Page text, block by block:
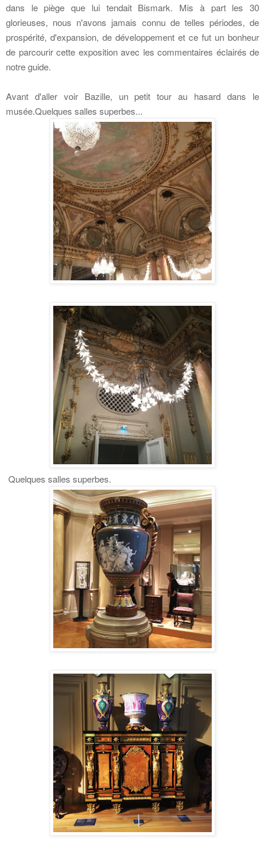
dans le piège que lui tendait Bismark. Mis à part les 30
glorieuses, nous n'avons jamais connu de telles périodes, de
prospérité, d'expansion, de développement et ce fut un bonheur
de parcourir cette exposition avec les commentaires éclairés de
notre guide.
Avant d'aller voir Bazille, un petit tour au hasard dans le
musée.Quelques salles superbes...
Quelques salles superbes.